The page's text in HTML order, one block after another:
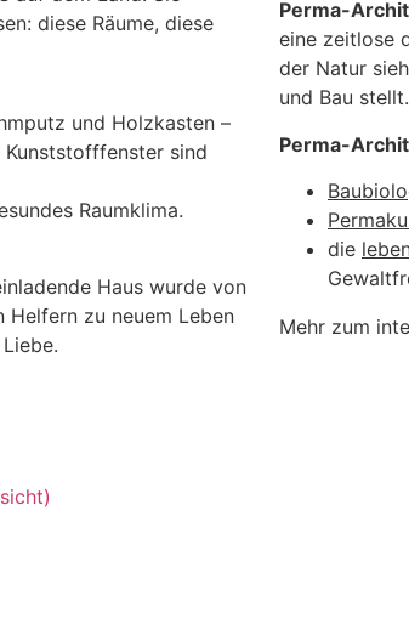
diese Räume, diese
und Holzkasten –
sind
Raumklima.
Haus wurde von
Helfern zu neuem Leben
Perma-
eine zeitlose
der Natur
und Bau stellt.
Perma-
die
Mehr zum